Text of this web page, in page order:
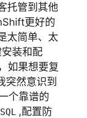
托管到其他
更好的
太简单、太
装和配
如果想要复
突然意识到
个靠谱的
,配置防